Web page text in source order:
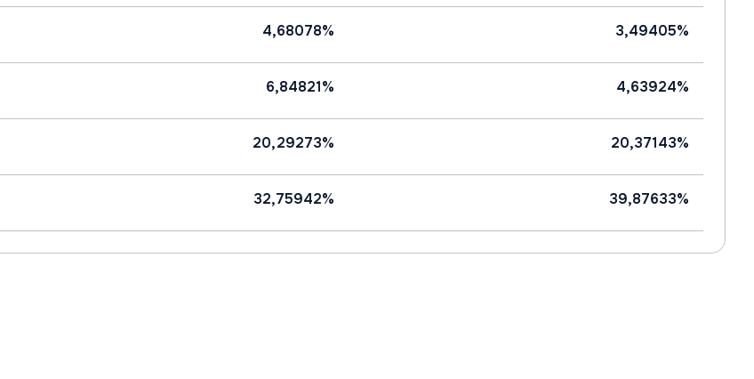
4,68078% 3,49405%
6,84821% 4,63924%
20,29273% 20,37143%
32,75942% 39,87633%